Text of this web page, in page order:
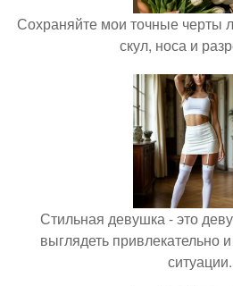
Сохраняйте мои точные черты
скул, носа и
Стильная девушка - это
выглядеть привлекательно
ситуации.